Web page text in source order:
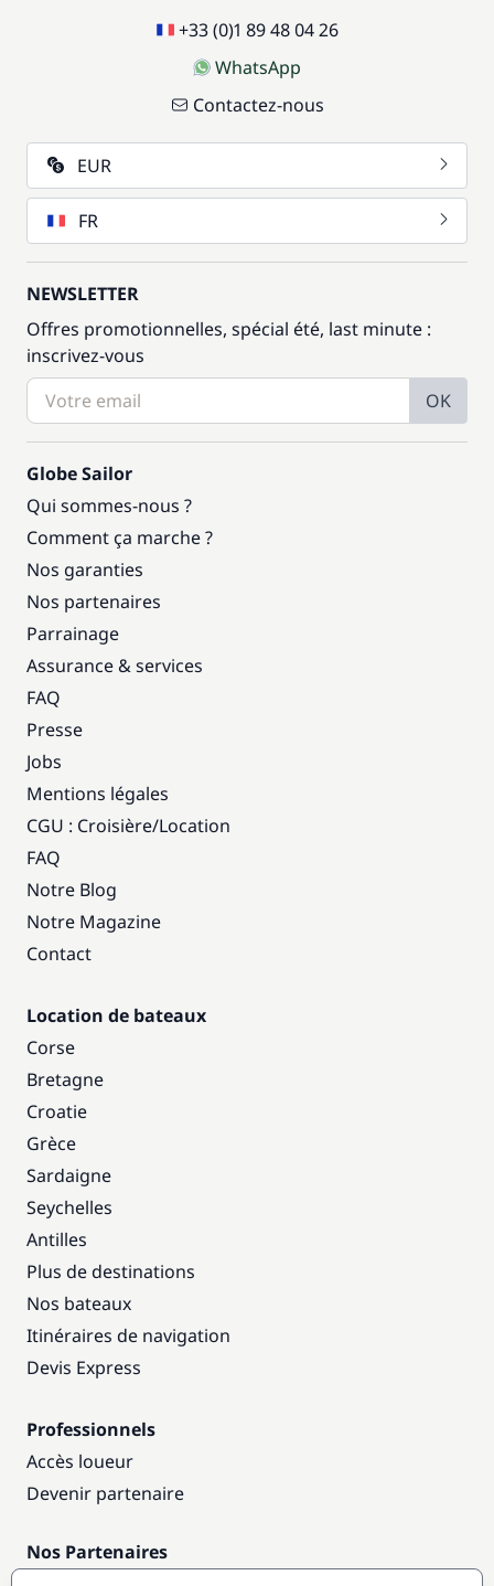
+33 (0)1 89 48 04 26
WhatsApp
Contactez-nous
EUR
FR
NEWSLETTER
Offres promotionnelles, spécial été, last minute :
inscrivez-vous
OK
Globe Sailor
Qui sommes-nous ?
Comment ça marche ?
Nos garanties
Nos partenaires
Parrainage
Assurance & services
FAQ
Presse
Jobs
Mentions légales
CGU : Croisière/Location
FAQ
Notre Blog
Notre Magazine
Contact
Location de bateaux
Corse
Bretagne
Croatie
Grèce
Sardaigne
Seychelles
Antilles
Plus de destinations
Nos bateaux
Itinéraires de navigation
Devis Express
Professionnels
Accès loueur
Devenir partenaire
Nos Partenaires